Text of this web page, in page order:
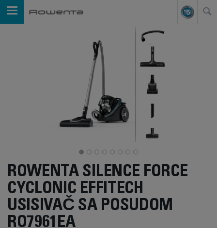
ROWENTA SILENCE FORCE
CYCLONIC EFFITECH
USISIVAČ SA POSUDOM
RO7961EA